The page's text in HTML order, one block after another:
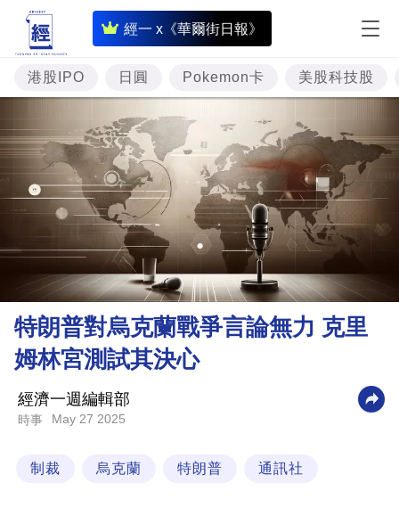
經一 x《華爾街日報》
即
時
財
經
專
題
投
資
樓
市
理
財
商
業
科
港股IPO 日圓 Pokemon卡 美股科技股
特朗普對烏克蘭戰爭言論無力 克里
姆林宮測試其決心
經濟一週編輯部
時事 May 27 2025
制裁 烏克蘭 特朗普 通訊社